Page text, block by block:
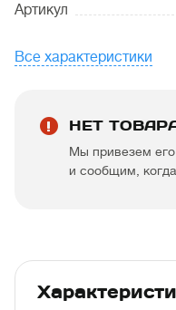
Артикул
Все характеристики
НЕТ
Мы привезем его
и сообщим,